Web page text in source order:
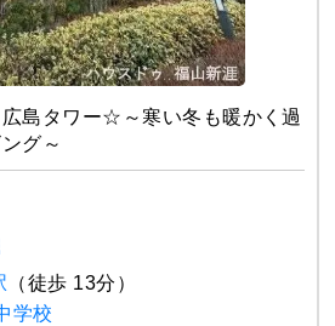
島タワー☆～寒い冬も暖かく過
グ～
（徒歩 13分）
学校